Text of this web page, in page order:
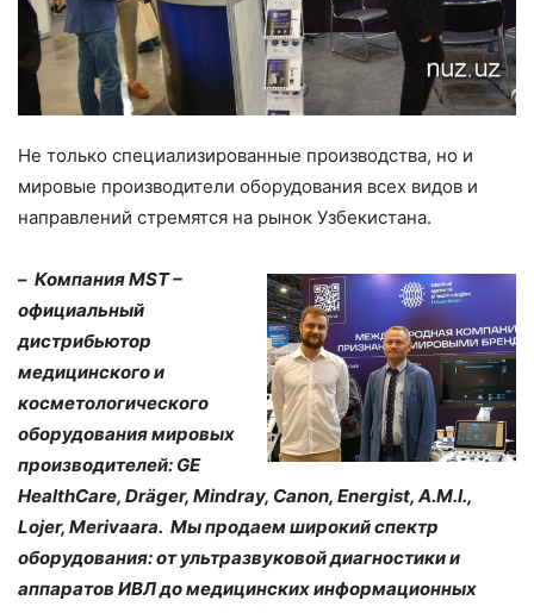
Не только специализированные производства, но и
мировые производители оборудования всех видов и
направлений стремятся на рынок Узбекистана.
– Компания MST –
официальный
дистрибьютор
медицинского и
косметологического
оборудования мировых
производителей: GE
HealthCare, Dräger, Mindray, Canon, Energist, A.M.I.,
Lojer, Merivaara. Мы продаем широкий спектр
оборудования: от ультразвуковой диагностики и
аппаратов ИВЛ до медицинских информационных